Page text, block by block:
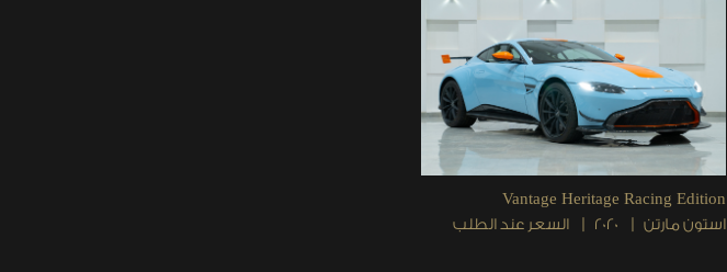
Vantage Heritage Racing Edition
استون مارتن
2020 السعر عند الطلب